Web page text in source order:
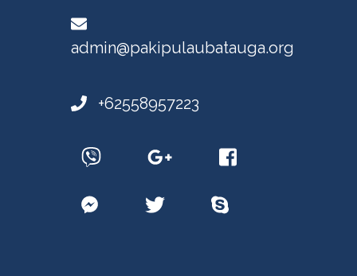
admin@pakipulaubatauga.org
+62558957223